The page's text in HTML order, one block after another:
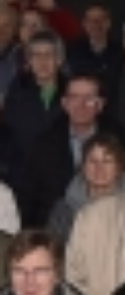
St. Hedwig Lotte
St. Franziskus Wersen
Familienzentrum / Kita
Reinhildis-Haus
Kinder + Jugend
Senioren
Chöre + Musik
Lektoren +